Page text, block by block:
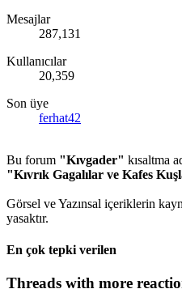
Mesajlar
287,131
Kullanıcılar
20,359
Son üye
ferhat42
Bu forum "Kıvgader" kısaltma
"Kıvrık Gagalılar ve Kafes
Görsel ve Yazınsal içeriklerin
yasaktır.
En çok tepki verilen
Threads with more